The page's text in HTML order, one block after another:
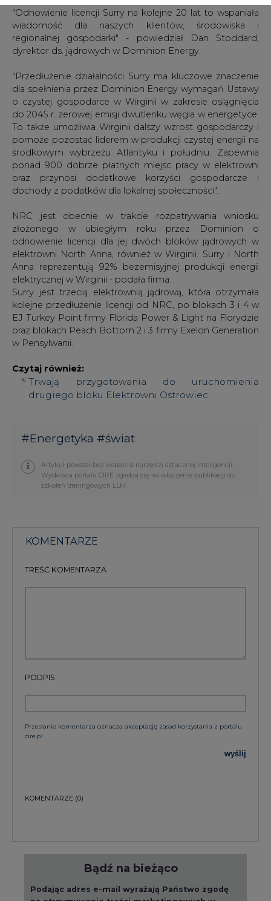
"Odnowienie licencji Surry na kolejne 20 lat to wspaniała
wiadomość dla naszych klientów, środowiska i
regionalnej gospodarki" - powiedział Dan Stoddard,
dyrektor ds. jądrowych w Dominion Energy.
"Przedłużenie działalności Surry ma kluczowe znaczenie
dla spełnienia przez Dominion Energy wymagań Ustawy
o czystej gospodarce w Wirginii w zakresie osiągnięcia
do 2045 r. zerowej emisji dwutlenku węgla w energetyce.
To także umożliwia Wirginii dalszy wzrost gospodarczy i
pomoże pozostać liderem w produkcji czystej energii na
środkowym wybrzeżu Atlantyku i południu. Zapewnia
ponad 900 dobrze płatnych miejsc pracy w elektrowni
oraz przynosi dodatkowe korzyści gospodarcze i
dochody z podatków dla lokalnej społeczności".
NRC jest obecnie w trakcie rozpatrywania wniosku
złożonego w ubiegłym roku przez Dominion o
odnowienie licencji dla jej dwóch bloków jądrowych w
elektrowni North Anna, również w Wirginii. Surry i North
Anna reprezentują 92% bezemisyjnej produkcji energii
elektrycznej w Wirginii - podała firma.
Surry jest trzecią elektrownią jądrową, która otrzymała
kolejne przedłużenie licencji od NRC, po blokach 3 i 4 w
EJ Turkey Point firmy Florida Power & Light na Florydzie
oraz blokach Peach Bottom 2 i 3 firmy Exelon Generation
w Pensylwanii.
Czytaj również:
Trwają przygotowania do uruchomienia
drugiego bloku Elektrowni Ostrowiec
#Energetyka #świat
Artykuł powstał bez wsparcia narzędzi sztucznej inteligencji.
Wydawca portalu CIRE zgadza się na włączenie publikacji do
szkoleń treningowych LLM.
KOMENTARZE
TREŚĆ KOMENTARZA
PODPIS
Przesłanie komentarza oznacza akceptację zasad korzystania z portalu
cire.pl
wyślij
KOMENTARZE (0)
Bądź na bieżąco
Podając adres e-mail wyrażają Państwo zgodę